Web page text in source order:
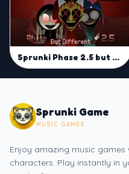
Sprunki Phase 2.5 but Different
Sprunki Game
MUSIC GAMES
Enjoy amazing music games
characters. Play instantly in